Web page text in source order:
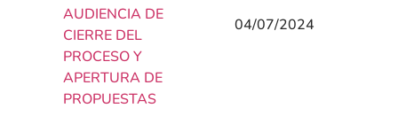
AUDIENCIA DE
CIERRE DEL
PROCESO Y
APERTURA DE
PROPUESTAS
04/07/2024